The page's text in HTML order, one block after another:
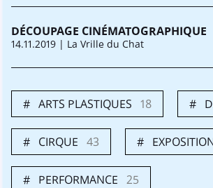
DÉCOUPAGE CINÉMATOGRAPHIQUE
14.11.2019 | La Vrille du Chat
ARTS PLASTIQUES 18
CIRQUE 43
PERFORMANCE 25